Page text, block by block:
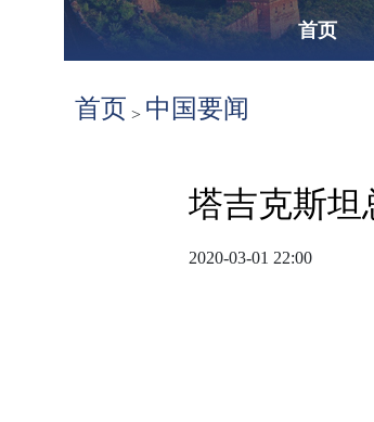
首页
首页 > 中国要闻
塔吉克斯坦
2020-03-01 22:00